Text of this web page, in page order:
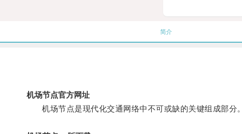
简介
机场节点官方网址
机场节点是现代化交通网络中不可或缺的关键组成部分。